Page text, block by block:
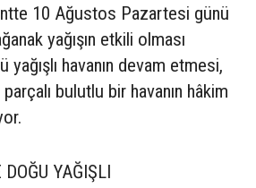
10 Ağustos Pazartesi günü
yağışın etkili olması
yağışlı havanın devam etmesi,
bulutlu bir havanın hâkim
YAĞIŞLI